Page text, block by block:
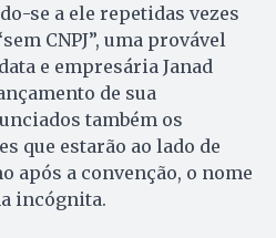
se a ele repetidas vezes
CNPJ”, uma provável
e empresária Janad
de sua
também os
que estarão ao lado de
após a convenção, o nome
incógnita.